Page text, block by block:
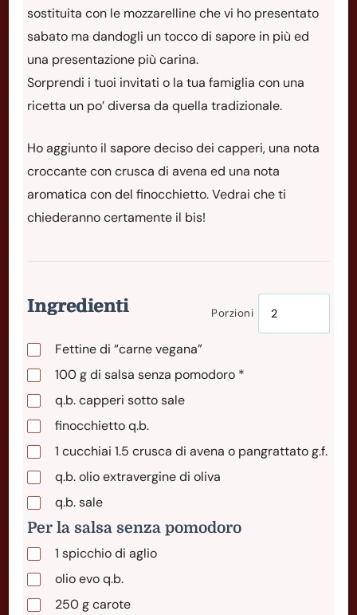
sostituita con le mozzarelline che vi ho presentato
sabato ma dandogli un tocco di sapore in più ed
una presentazione più carina.
Sorprendi i tuoi invitati o la tua famiglia con una
ricetta un po’ diversa da quella tradizionale.
Ho aggiunto il sapore deciso dei capperi, una nota
croccante con crusca di avena ed una nota
aromatica con del finocchietto. Vedrai che ti
chiederanno certamente il bis!
Ingredienti Porzioni
Fettine di “carne vegana”
100gdi salsa senza pomodoro *
q.b. capperi sotto sale
finocchietto q.b.
1 cucchiai 1.5 crusca di avena o pangrattato g.f.
q.b. olio extravergine di oliva
q.b. sale
Per la salsa senza pomodoro
1 spicchiodi aglio
olio evo q.b.
250gcarote